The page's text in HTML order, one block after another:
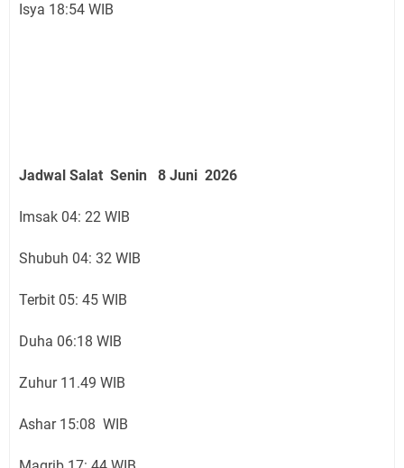
Isya 18:54 WIB
Jadwal Salat Senin 8 Juni 2026
Imsak 04: 22 WIB
Shubuh 04: 32 WIB
Terbit 05: 45 WIB
Duha 06:18 WIB
Zuhur 11.49 WIB
Ashar 15:08 WIB